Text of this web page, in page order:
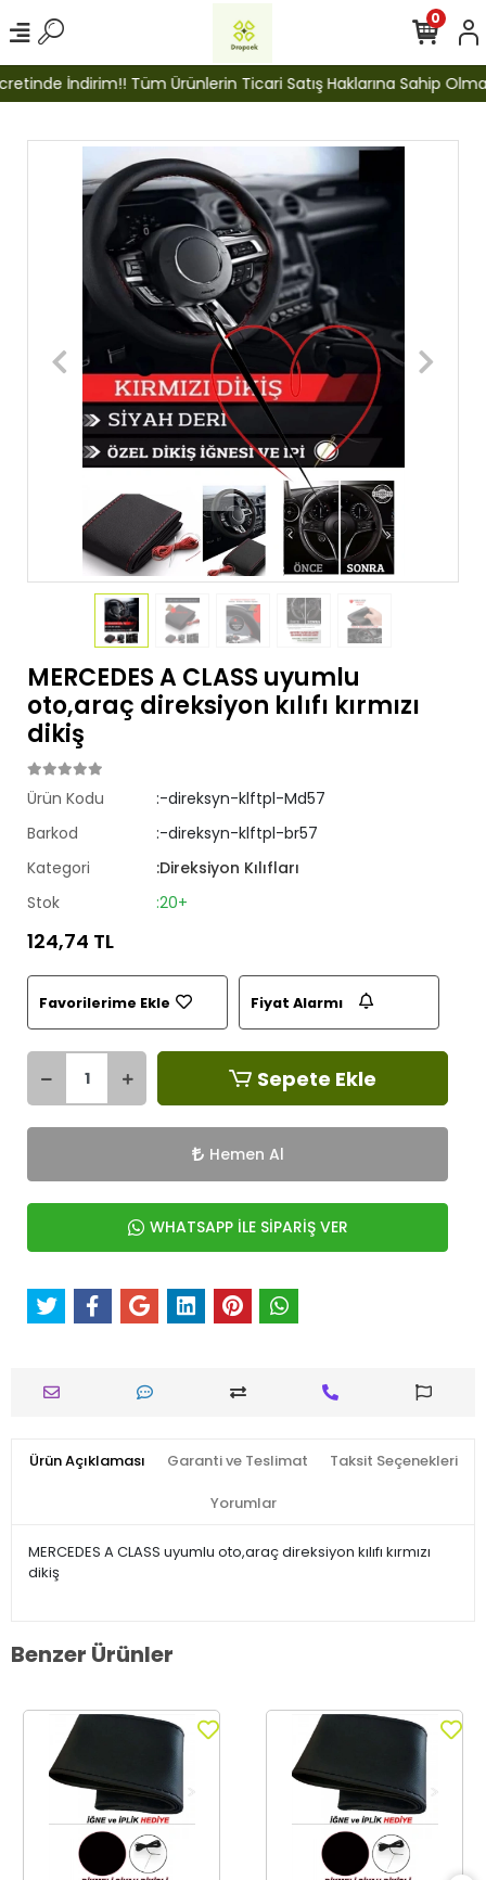
İndirim!! Tüm Ürünlerin Ticari Satış Haklarına Sahip
0
MERCEDES A CLASS uyumlu
oto,araç direksiyon kılıfı kırmızı
dikiş
Ürün Kodu
:-direksyn-klftpl-Md57
Barkod
:-direksyn-klftpl-br57
Kategori
:Direksiyon Kılıfları
Stok
:20+
124,74 TL
Favorilerime Ekle Fiyat Alarmı
Sepete Ekle
Hemen Al
WHATSAPP İLE SİPARİŞ VER
Ürün Açıklaması Garanti ve Teslimat Taksit Seçenekleri
Yorumlar
MERCEDES A CLASS uyumlu oto,araç direksiyon kılıfı kırmızı
dikiş
Benzer Ürünler